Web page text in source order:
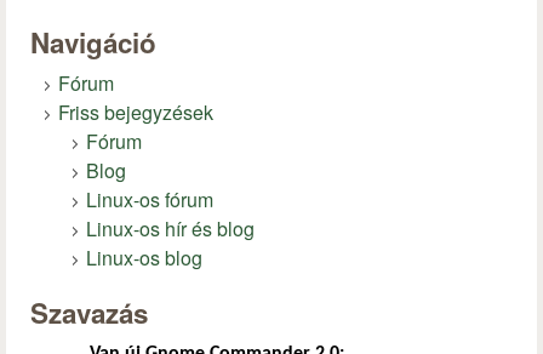
Navigáció
Fórum
Friss bejegyzések
Fórum
Blog
Linux-os fórum
Linux-os hír és blog
Linux-os blog
Szavazás